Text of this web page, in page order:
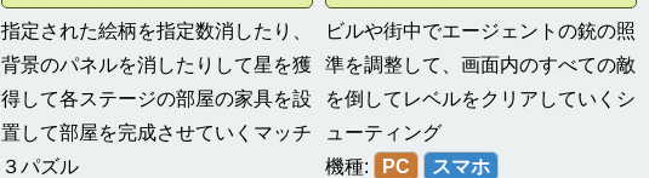
指定された絵柄を指定数消したり、
背景のパネルを消したりして星を獲
得して各ステージの部屋の家具を設
置して部屋を完成させていくマッチ
３パズル
ビルや街中でエージェントの銃の照
準を調整して、画面内のすべての敵
を倒してレベルをクリアしていくシ
ューティング
機種:
PC スマホ